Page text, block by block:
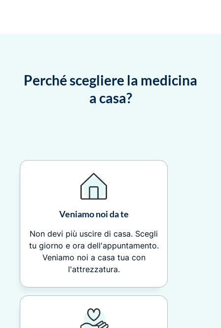
Perché scegliere la medicina
a casa?
Veniamo noi da te
Non devi più uscire di casa. Scegli
tu giorno e ora dell'appuntamento.
Veniamo noi a casa tua con
l'attrezzatura.